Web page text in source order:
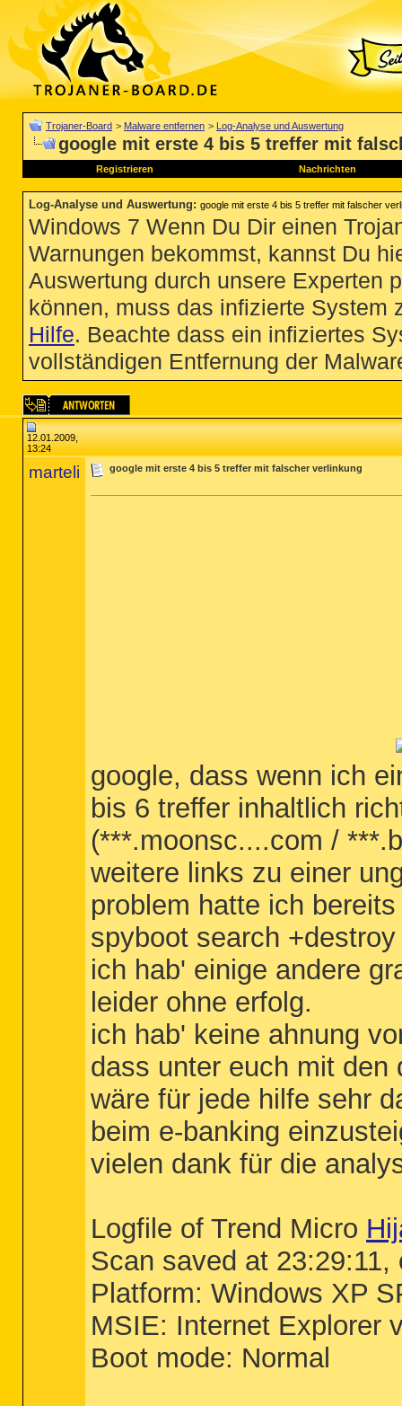
Trojaner-Board > Malware entfernen > Log-Analyse und Auswertung
google mit erste 4 bis 5 treffer mit
Registrieren Nachrichten
Log-Analyse und Auswertung: google mit erste 4 bis 5 treffer mit falscher
Windows 7 Wenn Du Dir einen
Warnungen bekommst, kannst Du
Auswertung durch unsere Experten
können, muss das infizierte System
Hilfe. Beachte dass ein infiziertes
vollständigen Entfernung der
12.01.2009,
13:24
marteli google mit erste 4 bis 5 treffer mit falscher verlinkung
google, dass wenn ich
bis 6 treffer inhaltlich
(***.moonsc....com /
weitere links zu einer
problem hatte ich
spyboot search
ich hab' einige andere
leider ohne erfolg.
ich hab' keine ahnung
dass unter euch mit den
wäre für jede hilfe sehr
beim e-banking
vielen dank für die
Logfile of Trend Micro
Scan saved at 23:29:11,
Platform: Windows XP
MSIE: Internet Explorer
Boot mode: Normal